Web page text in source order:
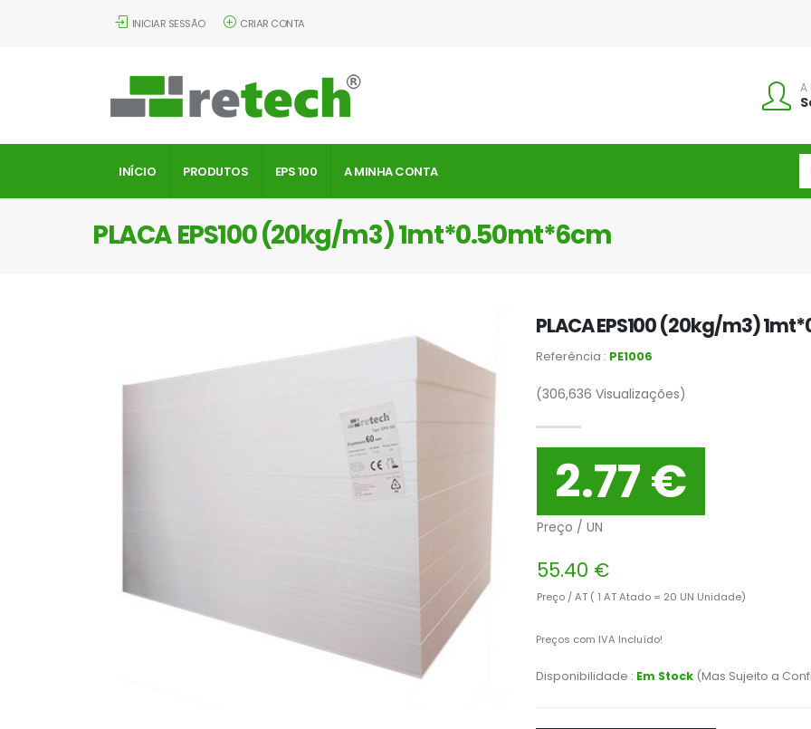
INICIAR SESSÃO CRIAR CONTA
A
INÍCIO PRODUTOS EPS 100 A MINHA CONTA
PLACA EPS100 (20kg/m3) 1mt*0.50mt*6cm
PLACA EPS100 (20kg/m3)
Referência : PE1006
(306,636 Visualizações)
2.77 €
Preço / UN
55.40 €
Preço / AT ( 1 AT Atado = 20 UN Unidade)
Preços com IVA Incluído!
Disponibilidade : Em Stock (Mas Sujeito a